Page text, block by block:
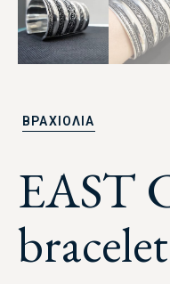
ΒΡΑΧΙΟΛΙΑ
EAST
bracelet